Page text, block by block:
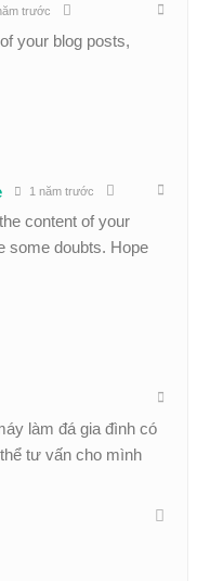
trước
your blog posts,
1 năm trước
content of your
some doubts. Hope
làm đá gia đình có
tư vấn cho mình